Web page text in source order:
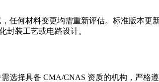
任何材料变更均需重新评估。标准版本更
封装工艺或电路设计。
选择具备 CMA/CNAS 资质的机构，严格